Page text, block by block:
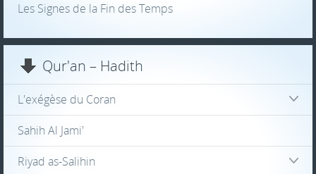
Les Signes de la Fin des Temps
Qur'an – Hadith
L'exégèse du Coran
Sahih Al Jami'
Riyad as-Salihin